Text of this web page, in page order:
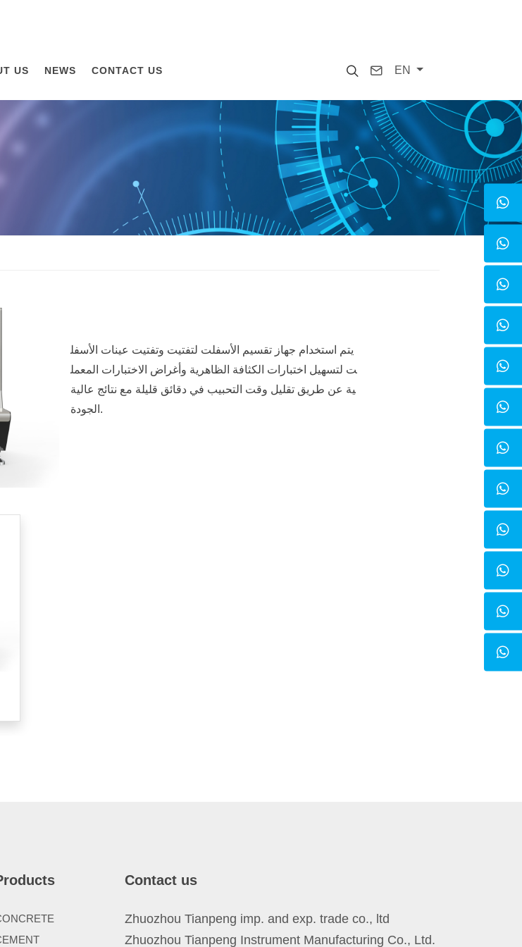
SearchContact
EN
US NEWS CONTACT US
يتم استخدام جهاز تقسيم الأسفلت لتفتيت وتفتيت عينات الأسفل
ت لتسهيل اختبارات الكثافة الظاهرية وأغراض الاختبارات المعمل
ية عن طريق تقليل وقت التحبيب في دقائق قليلة مع نتائج عالية
الجودة.
Contact us
Zhuozhou Tianpeng imp. and exp. trade co., ltd
Zhuozhou Tianpeng Instrument Manufacturing Co., Ltd.